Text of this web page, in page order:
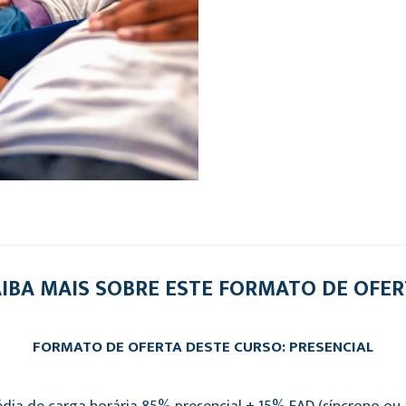
MAIS SOBRE ESTE FORMATO DE
FORMATO DE OFERTA DESTE CURSO: PRESENCIAL